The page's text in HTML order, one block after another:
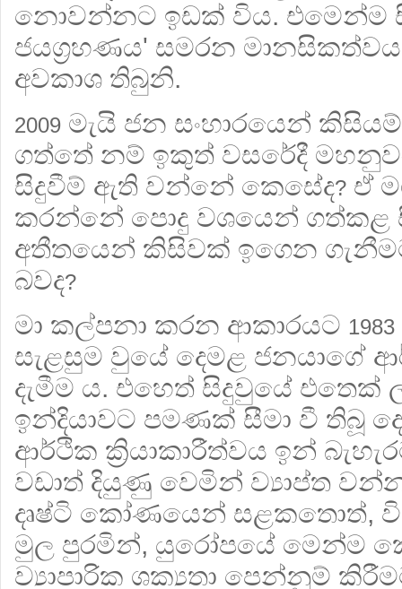
නොවන්නට ඉඩක් විය. එමෙන්ම
ජයග්‍රහණය' සමරන
අවකාශ තිබුනි.
2009 මැයි ජන සංහාරයෙන්
ගත්තේ නම් ඉකුත් වසරේදී
සිදුවීම් ඇති වන්නේ කෙසේද? ඒ
කරන්නේ පොදු වශයෙන් ගත්කළ
අතීතයෙන් කිසිවක් ඉගෙන
බවද?
මා කල්පනා කරන ආකාරයට 1983
සැළසුම වුයේ දෙමළ ජනයාගේ
දැමීම ය. එහෙත් සිදුවුයේ එතෙක්
ඉන්දියාවට පමණක් සීමා වී තිබූ
ආර්ථික ක්‍රියාකාරීත්වය ඉන්
වඩාත් දියුණු වෙමින් ව්‍යාප්ත
දෘෂ්ටි කෝණයෙන් සළකතොත්,
මුල පුරමින්, යුරෝපයේ මෙන්ම
ව්‍යාපාරික ශක්‍යතා පෙන්නුම්